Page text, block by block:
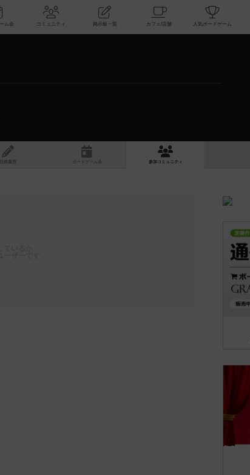
ボードゲーム会 コミュニティ 掲示板一覧 カフェ/店舗
投稿履歴 ボ ドゲ ーム 参加 コミュニティ